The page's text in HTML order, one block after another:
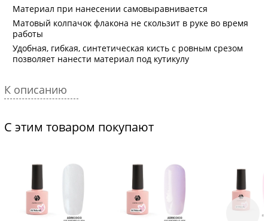
Материал при нанесении самовыравнивается
Матовый колпачок флакона не скользит в руке во время
работы
Удобная, гибкая, синтетическая кисть с ровным срезом
позволяет нанести материал под кутикулу
К описанию
С этим товаром покупают